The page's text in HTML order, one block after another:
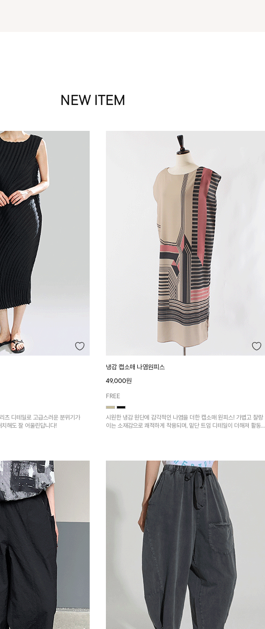
NEW ITEM
츠 디테일로 고급스러운 분위기가
해도 잘 어울린답니다!
냉감 캡소매 나염원피스
49,000원
FREE
시원한 냉감 원단에 감각적인 나염을 더한 캡소매 원피스! 가볍고 찰랑
이는 소재감으로 쾌적하게 착용되며, 밑단 트임 디테일이 더해져 활동성